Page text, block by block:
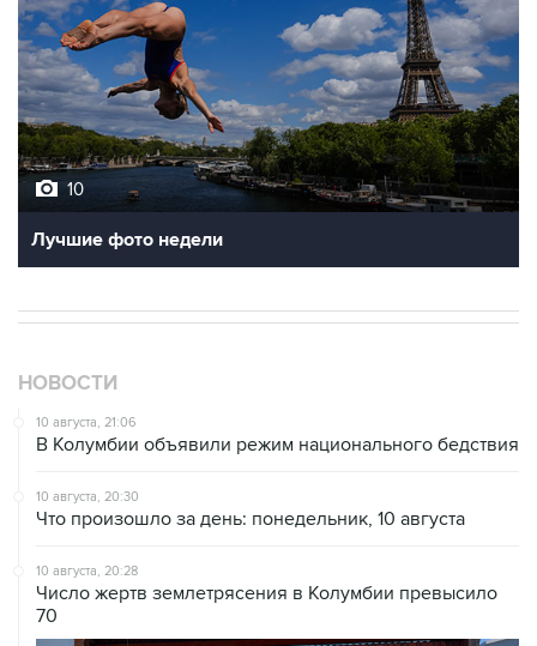
10
Лучшие фото недели
НОВОСТИ
10 августа, 21:06
В Колумбии объявили режим национального бедствия
10 августа, 20:30
Что произошло за день: понедельник, 10 августа
10 августа, 20:28
Число жертв землетрясения в Колумбии превысило
70